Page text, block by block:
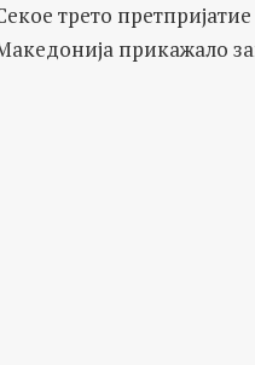
трето
прикажало